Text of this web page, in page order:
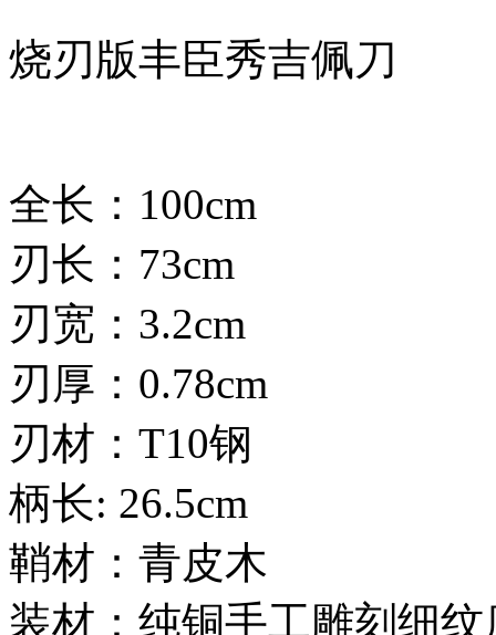
烧刃版丰臣秀吉佩刀
全长：100cm
刃长：73cm
刃宽：3.2cm
刃厚：0.78cm
刃材：T10钢
柄长: 26.5cm
鞘材：青皮木
装材：纯铜手工雕刻细纹